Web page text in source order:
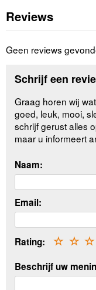
Reviews
Geen reviews
Schrijf een
Graag horen wij
goed, leuk, mooi,
schrijf gerust alles
maar u informeert
Naam:
Email:
Rating: ☆
☆
☆
Beschrijf uw